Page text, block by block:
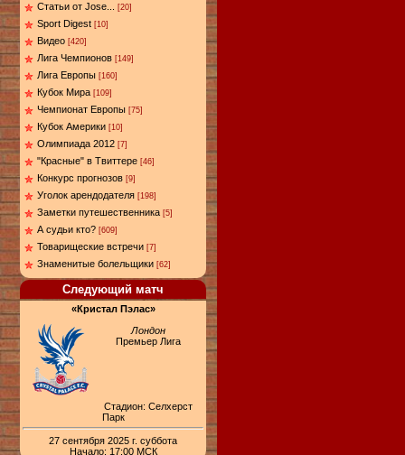
Статьи от Jose... [20]
Sport Digest [10]
Видео [420]
Лига Чемпионов [149]
Лига Европы [160]
Кубок Мира [109]
Чемпионат Европы [75]
Кубок Америки [10]
Олимпиада 2012 [7]
"Красные" в Твиттере [46]
Конкурс прогнозов [9]
Уголок арендодателя [198]
Заметки путешественника [5]
А судьи кто? [609]
Товарищеские встречи [7]
Знаменитые болельщики [62]
Следующий матч
«Кристал Пэлас»
Лондон
Премьер Лига
Стадион: Селхерст
Парк
27 сентября 2025 г. суббота
Начало: 17:00 МСК